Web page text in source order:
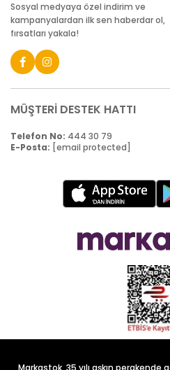
Sosyal medyaya özel indirim ve
kampanyalardan ilk sen haberdar ol,
fırsatları yakala!
MÜŞTERİ DESTEK HATTI
Telefon No: 444 30 79
E-Posta: [email protected]